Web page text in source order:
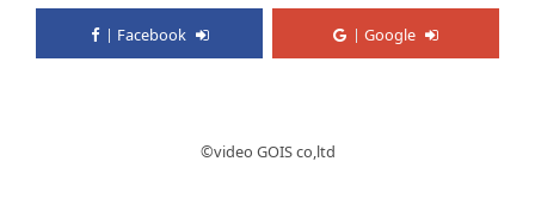
Facebook Google
©︎video GOIS co,ltd